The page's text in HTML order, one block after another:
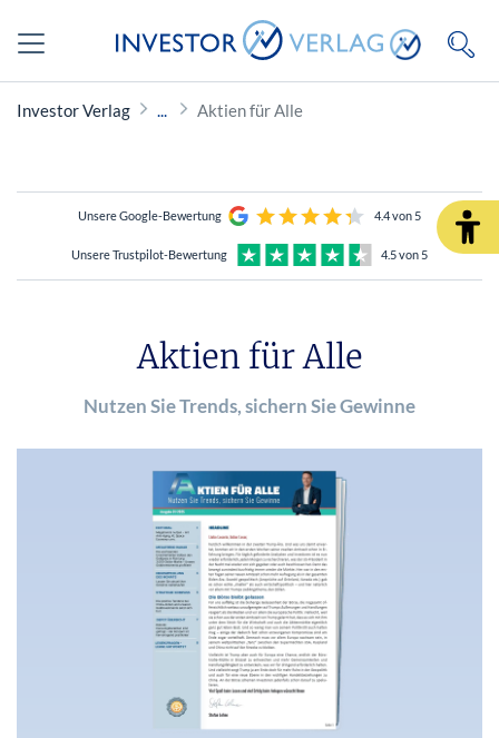
Investor Verlag Aktien für Alle
Unsere Google-Bewertung 4.4 von 5
Unsere Trustpilot-Bewertung 4.5 von 5
Aktien für Alle
Nutzen Sie Trends, sichern Sie Gewinne